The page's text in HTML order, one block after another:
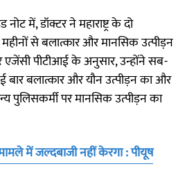
में, डॉक्टर ने महाराष्ट्र के दो
से बलात्कार और मानसिक उत्पीड़न
एजेंसी पीटीआई के अनुसार, उन्होंने सब-
बार बलात्कार और यौन उत्पीड़न का और
पुलिसकर्मी पर मानसिक उत्पीड़न का
में जल्दबाजी नहीं केरगा : पीयूष